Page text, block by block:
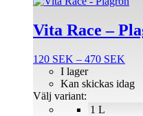
Vita Race –
120 SEK – 470 SEK
till
1 L
I lager
Kan skickas idag
Välj variant:
produkten
har
varianter.
olika
alternativen